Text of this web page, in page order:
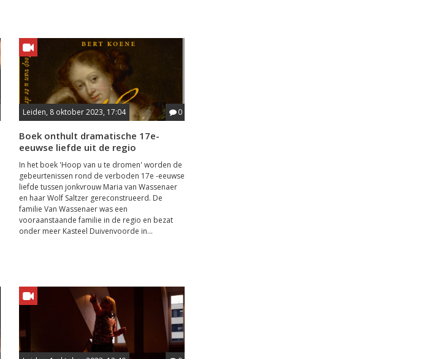
Leiden, 8 oktober 2023, 17:04 0
Boek onthult dramatische 17e-
eeuwse liefde uit de regio
In het boek 'Hoop van u te dromen' worden de
gebeurtenissen rond de verboden 17e -eeuwse
liefde tussen jonkvrouw Maria van Wassenaer
en haar Wolf Saltzer gereconstrueerd. De
familie Van Wassenaer was een
vooraanstaande familie in de regio en bezat
onder meer Kasteel Duivenvoorde in...